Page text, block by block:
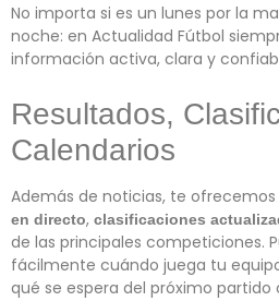
No importa si es un lunes por la
noche: en Actualidad Fútbol
información activa, clara y
Resultados,
Calendarios
Además de noticias, te
en directo, clasificaciones
de las principales competiciones.
fácilmente cuándo juega tu
qué se espera del próximo partido